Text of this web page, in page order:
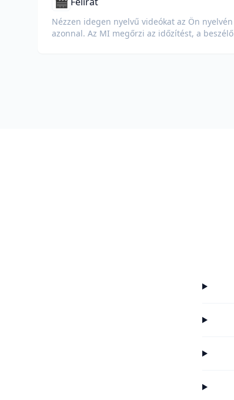
Nézzen idegen nyelvű videókat az Ön nyelvén
azonnal. Az MI megőrzi az időzítést, a beszélő